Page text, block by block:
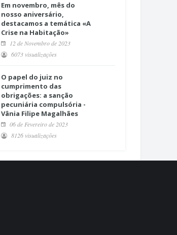
Em novembro, mês do
nosso aniversário,
destacamos a temática «A
Crise na Habitação»
12 de Novembro de 2023
6073 visualizações
O papel do juiz no
cumprimento das
obrigações: a sanção
pecuniária compulsória -
Vânia Filipe Magalhães
06 de Fevereiro de 2023
8126 visualizações